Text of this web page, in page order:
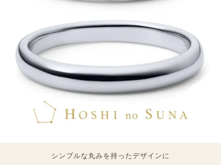
シンプルな丸みを持ったデザインに